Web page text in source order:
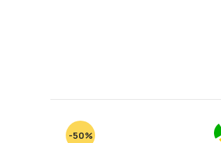
-50%